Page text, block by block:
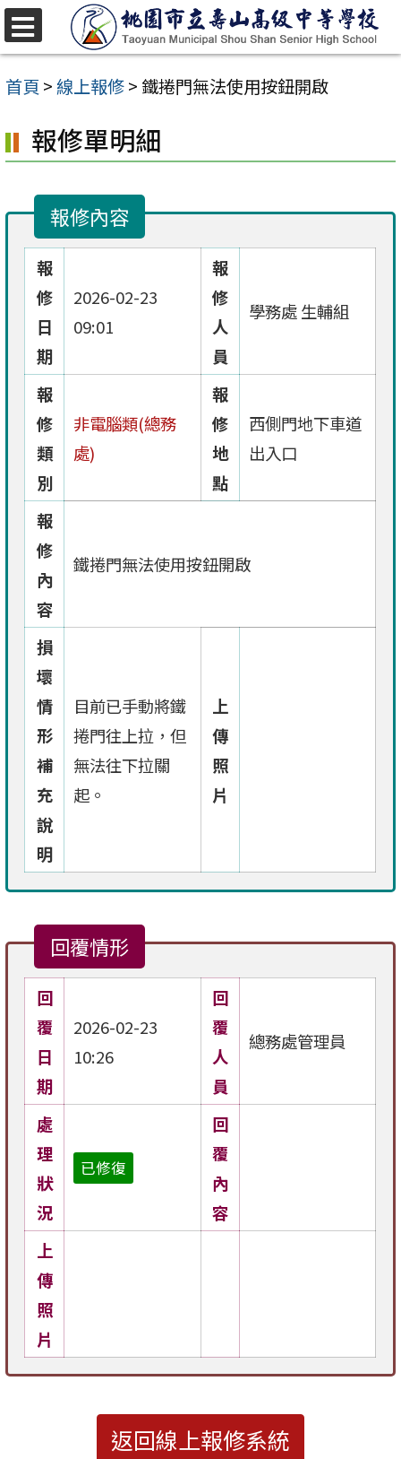
跳
至
主
內
容
首頁 >線上報修> 鐵捲門無法使用按鈕開啟
報修單明細
報修內容
報
修
日
期
2026-02-23
09:01
報
修
人
員
學務處 生輔組
報
修
類
別
非電腦類(總務
處)
報
修
地
點
西側門地下車道
出入口
報
修
內
容
鐵捲門無法使用按鈕開啟
損
壞
情
形
補
充
說
明
目前已手動將鐵
捲門往上拉，但
無法往下拉關
起。
上
傳
照
片
回覆情形
回
覆
日
期
2026-02-23
10:26
回
覆
人
員
總務處管理員
處
理
狀
況
已修復
回
覆
內
容
上
傳
照
片
返回線上報修系統
選
單